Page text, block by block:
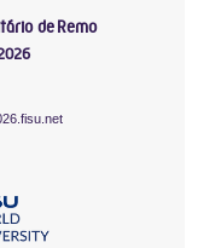
de Remo